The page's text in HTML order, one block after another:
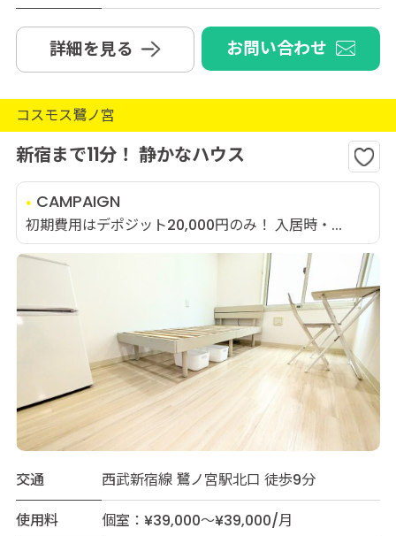
詳細を見る お問い合わせ
コスモス鷺ノ宮
新宿まで11分！ 静かなハウス
CAMPAIGN
初期費用はデポジット20,000円のみ！ 入居時・...
交通
西武新宿線 鷺ノ宮駅北口 徒歩9分
使用料
個室：¥39,000～¥39,000/月